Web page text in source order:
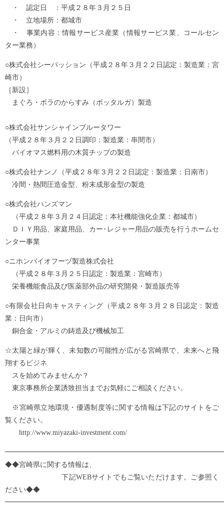
・ 認定日 ：平成２８年３月２５日
・ 立地場所：都城市
・ 事業内容：情報サービス産業（情報サービス業、コールセン
ター業務）
○株式会社シーパッション（平成２８年３月２２日認定：製造業：宮
崎市）
［新設］
まぐろ・ボラのからすみ（ボッタルガ）製造
○株式会社サンシャインブルータワー
（平成２８年３月２２日調印：製造業：串間市）
バイオマス燃料用の木質チップの製造
○株式会社ナンノ（平成２８年３月２２日認定：製造業：日南市）
冷間・熱間圧造金型、粉末成形金型の製造
○株式会社ハンズマン
（平成２８年３月２４日認定：本社機能強化企業：都城市）
ＤＩＹ用品、家庭用品、カー･レジャー用品の販売を行うホームセ
ンター事業
○ニホンバイオフーヅ製造株式会社
（平成２８年３月２５日認定：製造業：宮崎市）
栄養機能食品及び医薬部外品の研究開発・製造販売等
○有限会社日向キャスティング（平成２８年３月２８日認定：製造
業：日向市）
銅合金・アルミの鋳造及び機械加工
☆太陽と緑が輝く、未知数の可能性が広がる宮崎県で、未来へと飛
翔するビジネ
スを始めてみませんか？
東京事務所企業誘致担当までお気軽にご相談ください。
※宮崎県立地環境・優遇制度等に関する情報は下記のサイトをご
覧ください。
http://www.miyazaki-investment.com/
◆◆宮崎県に関する情報は、
下記WEBサイトでもご覧いただけます。ご参照く
ださい◆◆